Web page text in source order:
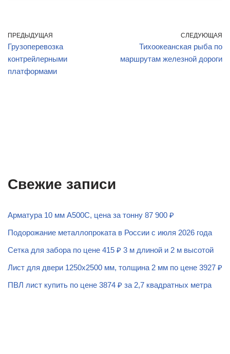
ПРЕДЫДУЩАЯ
Грузоперевозка
контрейлерными
платформами
СЛЕДУЮЩАЯ
Тихоокеанская рыба по
маршрутам железной дороги
Свежие записи
Арматура 10 мм А500С, цена за тонну 87 900 ₽
Подорожание металлопроката в России с июля 2026 года
Сетка для забора по цене 415 ₽ 3 м длиной и 2 м высотой
Лист для двери 1250х2500 мм, толщина 2 мм по цене 3927 ₽
ПВЛ лист купить по цене 3874 ₽ за 2,7 квадратных метра